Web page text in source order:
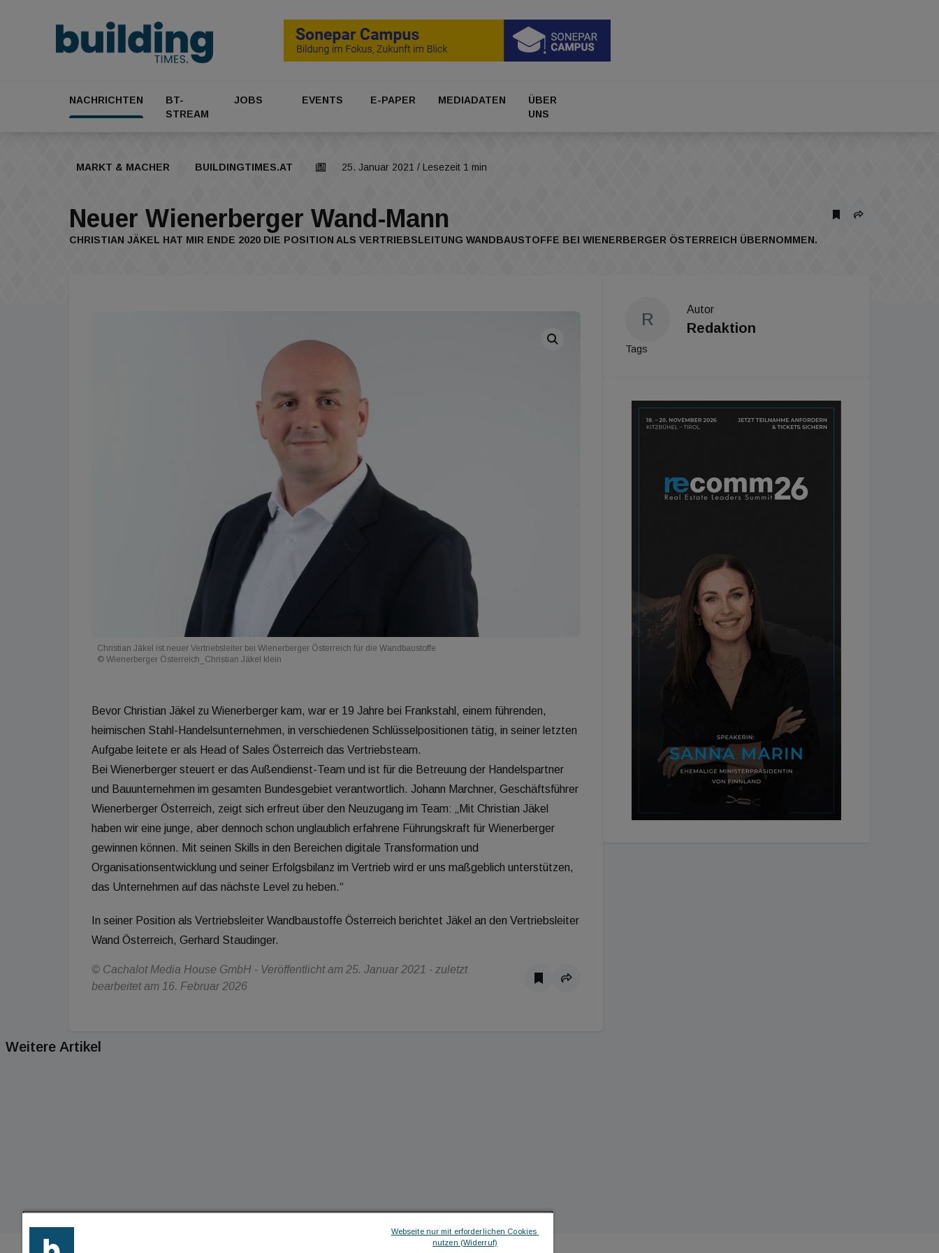
NACHRICHTEN
BT-
STREAM
JOBS EVENTS E-PAPER MEDIADATEN
ÜBER
UNS
MARKT & MACHER BUILDINGTIMES.AT 25. Januar 2021 / Lesezeit 1 min
Neuer Wienerberger Wand-Mann
CHRISTIAN JÄKEL HAT MIR ENDE 2020 DIE POSITION ALS VERTRIEBSLEITUNG WANDBAUSTOFFE BEI WIENERBERGER ÖSTERREICH ÜBERNOMMEN.
Christian Jäkel ist neuer Vertriebsleiter bei Wienerberger Österreich für die Wandbaustoffe
© Wienerberger Österreich_Christian Jäkel klein
Bevor Christian Jäkel zu Wienerberger kam, war er 19 Jahre bei Frankstahl, einem führenden,
heimischen Stahl-Handelsunternehmen, in verschiedenen Schlüsselpositionen tätig, in seiner letzten
Aufgabe leitete er als Head of Sales Österreich das Vertriebsteam.
Bei Wienerberger steuert er das Außendienst-Team und ist für die Betreuung der Handelspartner
und Bauunternehmen im gesamten Bundesgebiet verantwortlich. Johann Marchner, Geschäftsführer
Wienerberger Österreich, zeigt sich erfreut über den Neuzugang im Team: „Mit Christian Jäkel
haben wir eine junge, aber dennoch schon unglaublich erfahrene Führungskraft für Wienerberger
gewinnen können. Mit seinen Skills in den Bereichen digitale Transformation und
Organisationsentwicklung und seiner Erfolgsbilanz im Vertrieb wird er uns maßgeblich unterstützen,
das Unternehmen auf das nächste Level zu heben.“
In seiner Position als Vertriebsleiter Wandbaustoffe Österreich berichtet Jäkel an den Vertriebsleiter
Wand Österreich, Gerhard Staudinger.
© Cachalot Media House GmbH - Veröffentlicht am 25. Januar 2021 - zuletzt
bearbeitet am 16. Februar 2026
R
Autor
Redaktion
Tags
Weitere Artikel
Webseite nur mit erforderlichen Cookies
nutzen (Widerruf)